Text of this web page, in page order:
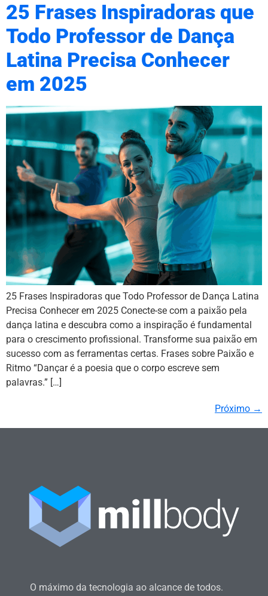
25 Frases Inspiradoras que
Todo Professor de Dança
Latina Precisa Conhecer
em 2025
25 Frases Inspiradoras que Todo Professor de Dança Latina
Precisa Conhecer em 2025 Conecte-se com a paixão pela
dança latina e descubra como a inspiração é fundamental
para o crescimento profissional. Transforme sua paixão em
sucesso com as ferramentas certas. Frases sobre Paixão e
Ritmo “Dançar é a poesia que o corpo escreve sem
palavras.” […]
Próximo →
O máximo da tecnologia ao alcance de todos.